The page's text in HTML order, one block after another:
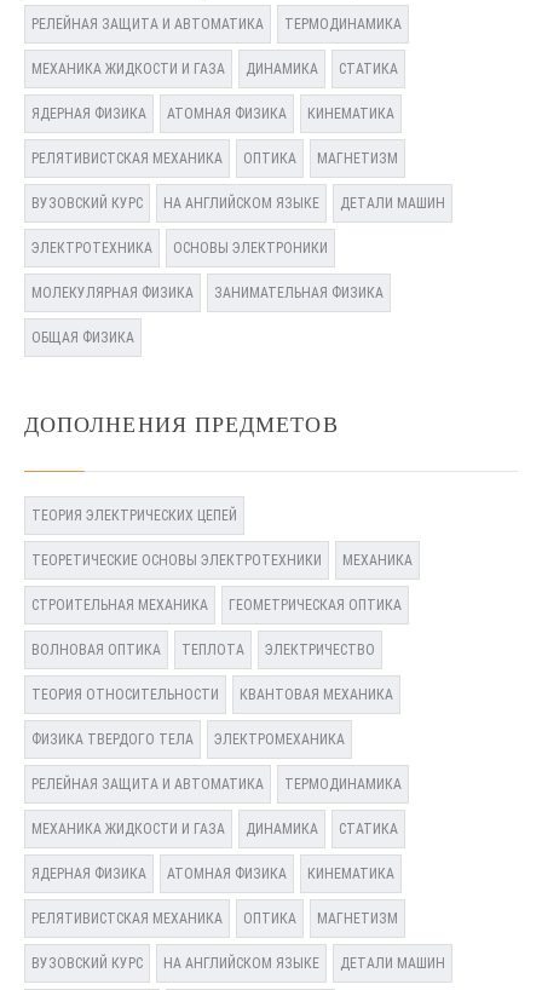
РЕЛЕЙНАЯ ЗАЩИТА И АВТОМАТИКА ТЕРМОДИНАМИКА
МЕХАНИКА ЖИДКОСТИ И ГАЗА ДИНАМИКА СТАТИКА
ЯДЕРНАЯ ФИЗИКА АТОМНАЯ ФИЗИКА КИНЕМАТИКА
РЕЛЯТИВИСТСКАЯ МЕХАНИКА ОПТИКА МАГНЕТИЗМ
ВУЗОВСКИЙ КУРС НА АНГЛИЙСКОМ ЯЗЫКЕ ДЕТАЛИ МАШИН
ЭЛЕКТРОТЕХНИКА ОСНОВЫ ЭЛЕКТРОНИКИ
МОЛЕКУЛЯРНАЯ ФИЗИКА ЗАНИМАТЕЛЬНАЯ ФИЗИКА
ОБЩАЯ ФИЗИКА
ДОПОЛНЕНИЯ ПРЕДМЕТОВ
ТЕОРИЯ ЭЛЕКТРИЧЕСКИХ ЦЕПЕЙ
ТЕОРЕТИЧЕСКИЕ ОСНОВЫ ЭЛЕКТРОТЕХНИКИ МЕХАНИКА
СТРОИТЕЛЬНАЯ МЕХАНИКА ГЕОМЕТРИЧЕСКАЯ ОПТИКА
ВОЛНОВАЯ ОПТИКА ТЕПЛОТА ЭЛЕКТРИЧЕСТВО
ТЕОРИЯ ОТНОСИТЕЛЬНОСТИ КВАНТОВАЯ МЕХАНИКА
ФИЗИКА ТВЕРДОГО ТЕЛА ЭЛЕКТРОМЕХАНИКА
РЕЛЕЙНАЯ ЗАЩИТА И АВТОМАТИКА ТЕРМОДИНАМИКА
МЕХАНИКА ЖИДКОСТИ И ГАЗА ДИНАМИКА СТАТИКА
ЯДЕРНАЯ ФИЗИКА АТОМНАЯ ФИЗИКА КИНЕМАТИКА
РЕЛЯТИВИСТСКАЯ МЕХАНИКА ОПТИКА МАГНЕТИЗМ
ВУЗОВСКИЙ КУРС НА АНГЛИЙСКОМ ЯЗЫКЕ ДЕТАЛИ МАШИН